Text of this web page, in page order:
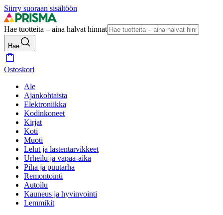
Siirry suoraan sisältöön
Hae tuotteita – aina halvat hinnat
Hae
Ostoskori
Ale
Ajankohtaista
Elektroniikka
Kodinkoneet
Kirjat
Koti
Muoti
Lelut ja lastentarvikkeet
Urheilu ja vapaa-aika
Piha ja puutarha
Remontointi
Autoilu
Kauneus ja hyvinvointi
Lemmikit